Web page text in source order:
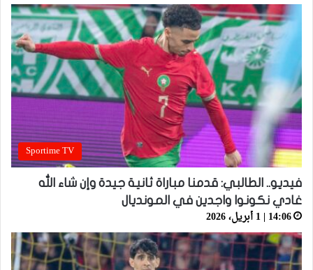
Sportime TV
فيديو.. الطالبي: قدمنا مباراة ثانية جيدة وإن شاء الله
غادي نكونوا واجدين في المونديال
14:06 | 1 أبريل، 2026